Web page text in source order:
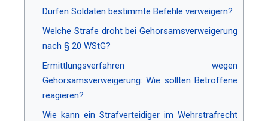
Dürfen Soldaten bestimmte Befehle verweigern?
Welche Strafe droht bei Gehorsamsverweigerung
nach § 20 WStG?
Ermittlungsverfahren wegen
Gehorsamsverweigerung: Wie sollten Betroffene
reagieren?
Wie kann ein Strafverteidiger im Wehrstrafrecht